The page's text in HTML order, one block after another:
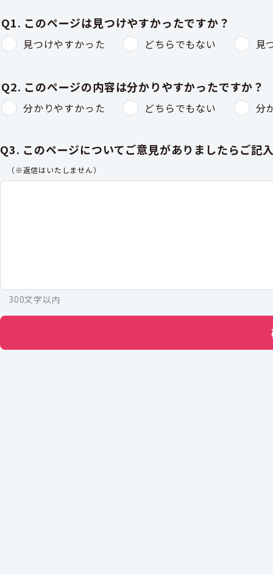
Q1. このページは見つけやすかったですか？
見つけやすかった どちらでもない 見
Q2. このページの内容は分かりやすかったですか？
分かりやすかった どちらでもない 分
Q3. このページについてご意見がありましたらご記
（※返信はいたしません）
300文字以内